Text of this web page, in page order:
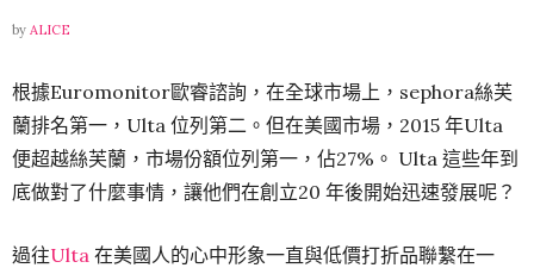
by ALICE
根據Euromonitor歐睿諮詢，在全球市場上，sephora絲芙
蘭排名第一，Ulta 位列第二。但在美國市場，2015 年Ulta
便超越絲芙蘭，市場份額位列第一，佔27%。 Ulta 這些年到
底做對了什麼事情，讓他們在創立20 年後開始迅速發展呢？
過往Ulta 在美國人的心中形象一直與低價打折品聯繫在一